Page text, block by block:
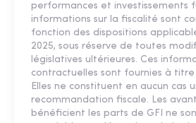
performances et investissements
informations sur la fiscalité sont
fonction des dispositions
2025, sous réserve de toutes
législatives ultérieures. Ces
contractuelles sont fournies à titre
Elles ne constituent en aucun cas
recommandation fiscale. Les
bénéficient les parts de GFI ne